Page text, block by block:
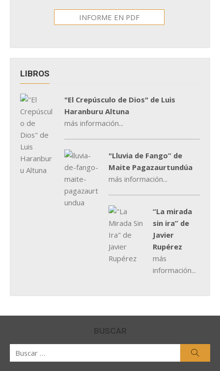
INFORME EN PDF
LIBROS
"El Crepúsculo de Dios" de Luis
Haranburu Altuna
más información...
"Lluvia de Fango” de
Maite Pagazaurtundúa
más información...
“La mirada
sin ira” de
Javier
Rupérez
más
información...
BUSCAR